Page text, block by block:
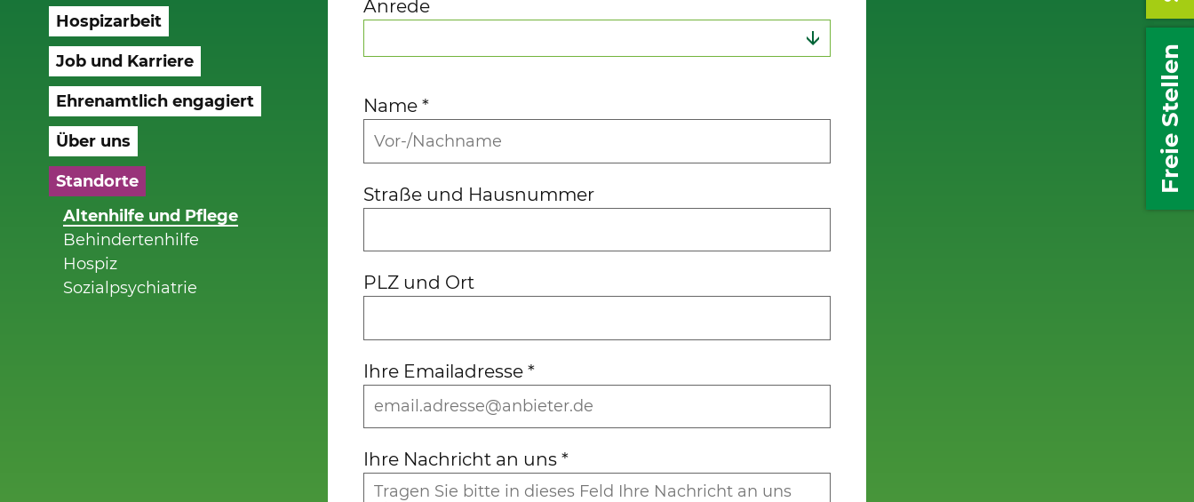
Hospizarbeit
Job und Karriere
Ehrenamtlich engagiert
Über uns
Standorte
Altenhilfe und Pflege
Behindertenhilfe
Hospiz
Sozialpsychiatrie
Anrede
Name*
Straße und Hausnummer
PLZ und Ort
Ihre Emailadresse*
Ihre Nachricht an uns*
Freie Stellen